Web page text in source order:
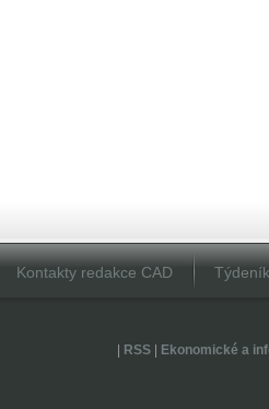
Kontakty redakce CAD
RSS| Ekonomické a